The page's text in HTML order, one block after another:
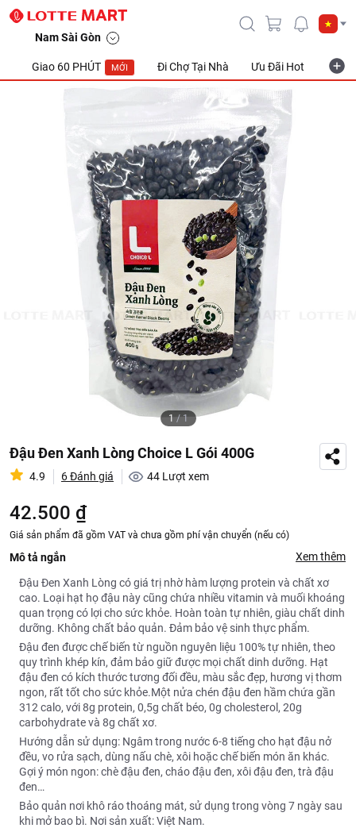
Nam Sài Gòn
Giao 60 PHÚT MỚI Đi Chợ Tại Nhà Ưu Đãi Hot
1/1
Đậu Đen Xanh Lòng Choice L Gói 400G
4.9 6 Đánh giá 44 Lượt xem
42.500 ₫
Giá sản phẩm đã gồm VAT và chưa gồm phí vận chuyển (nếu có)
Mô tả ngắn Xem thêm
Đậu Đen Xanh Lòng có giá trị nhờ hàm lượng protein và chất xơ
cao. Loại hạt họ đậu này cũng chứa nhiều vitamin và muối khoáng
quan trọng có lợi cho sức khỏe. Hoàn toàn tự nhiên, giàu chất dinh
dưỡng. Không chất bảo quản. Đảm bảo vệ sinh thực phẩm.
Đậu đen được chế biến từ nguồn nguyên liệu 100% tự nhiên, theo
quy trình khép kín, đảm bảo giữ được mọi chất dinh dưỡng. Hạt
đậu đen có kích thước tương đối đều, màu sắc đẹp, hương vị thơm
ngon, rất tốt cho sức khỏe.Một nửa chén đậu đen hầm chứa gần
312 calo, với 8g protein, 0,5g chất béo, 0g cholesterol, 20g
carbohydrate và 8g chất xơ.
Hướng dẫn sử dụng: Ngâm trong nước 6-8 tiếng cho hạt đậu nở
đều, vo rửa sạch, dùng nấu chè, xôi hoặc chế biến món ăn khác.
Gợi ý món ngon: chè đậu đen, cháo đậu đen, xôi đậu đen, trà đậu
đen…
Bảo quản nơi khô ráo thoáng mát, sử dụng trong vòng 7 ngày sau
khi mở bao bì. Nơi sản xuất: Việt Nam.